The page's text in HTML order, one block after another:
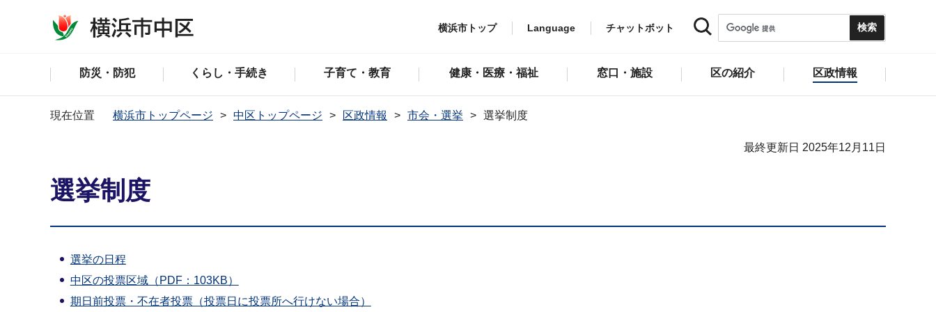
横浜市トップ Language チャットボット
防災・防犯 くらし・手続き 子育て・教育 健康・医療・福祉 窓口・施設 区の紹介 区政情報
現在位置 横浜市トップページ 中区トップページ 区政情報 市会・選挙 選挙制度
最終更新日 2025年12月11日
選挙制度
選挙の日程
中区の投票区域（PDF：103KB）
期日前投票・不在者投票（投票日に投票所へ行けない場合）